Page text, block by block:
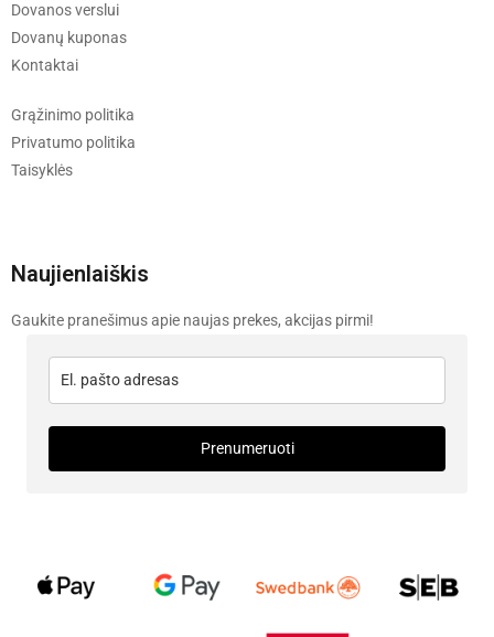
Dovanos verslui
Dovanų kuponas
Kontaktai
Grąžinimo politika
Privatumo politika
Taisyklės
Naujienlaiškis
Gaukite pranešimus apie naujas prekes, akcijas pirmi!
Prenumeruoti